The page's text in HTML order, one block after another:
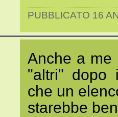
PUBBLICATO 16
Anche a me
"altri" dopo
che un
starebbe